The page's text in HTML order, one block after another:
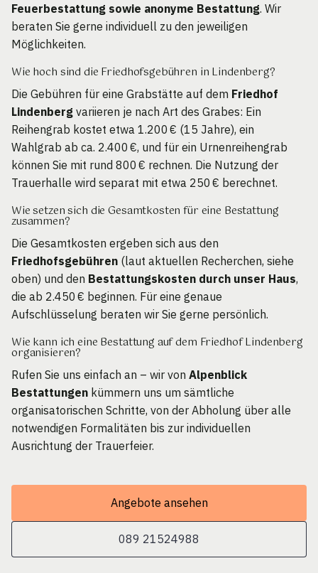
Feuerbestattung sowie anonyme Bestattung. Wir
beraten Sie gerne individuell zu den jeweiligen
Möglichkeiten.
Wie hoch sind die Friedhofsgebühren in Lindenberg?
Die Gebühren für eine Grabstätte auf dem Friedhof
Lindenberg variieren je nach Art des Grabes: Ein
Reihengrab kostet etwa 1.200 € (15 Jahre), ein
Wahlgrab ab ca. 2.400 €, und für ein Urnenreihengrab
können Sie mit rund 800 € rechnen. Die Nutzung der
Trauerhalle wird separat mit etwa 250 € berechnet.
Wie setzen sich die Gesamtkosten für eine Bestattung
zusammen?
Die Gesamtkosten ergeben sich aus den
Friedhofsgebühren (laut aktuellen Recherchen, siehe
oben) und den Bestattungskosten durch unser Haus,
die ab 2.450 € beginnen. Für eine genaue
Aufschlüsselung beraten wir Sie gerne persönlich.
Wie kann ich eine Bestattung auf dem Friedhof Lindenberg
organisieren?
Rufen Sie uns einfach an – wir von Alpenblick
Bestattungen kümmern uns um sämtliche
organisatorischen Schritte, von der Abholung über alle
notwendigen Formalitäten bis zur individuellen
Ausrichtung der Trauerfeier.
Angebote ansehen
089 21524988